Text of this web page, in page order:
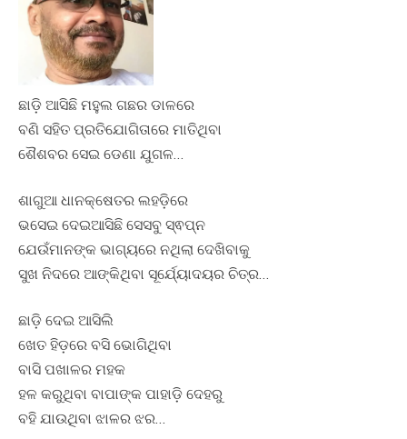
ଛାଡ଼ି ଆସିଛି ମହୁଲ ଗଛର ଡାଳରେ
ବଣି ସହିତ ପ୍ରତିଯୋଗିତାରେ ମାତିଥିବା
ଶୈଶବର ସେଇ ଡେଣା ଯୁଗଳ…
ଶାଗୁଆ ଧାନକ୍ଷେତର ଲହଡ଼ିରେ
ଭସେଇ ଦେଇଆସିଛି ସେସବୁ ସ୍ଵପ୍ନ
ଯେଉଁମାନଙ୍କ ଭାଗ୍ୟରେ ନଥିଲା ଦେଖିବାକୁ
ସୁଖ ନିଦରେ ଆଙ୍କିଥିବା ସୂର୍ଯ୍ୟୋଦୟର ଚିତ୍ର…
ଛାଡ଼ି ଦେଇ ଆସିଲି
ଖେତ ହିଡ଼ରେ ବସି ଭୋଗିଥିବା
ବାସି ପଖାଳର ମହକ
ହଳ କରୁଥିବା ବାପାଙ୍କ ପାହାଡ଼ି ଦେହରୁ
ବହି ଯାଉଥିବା ଝାଳର ଝର…